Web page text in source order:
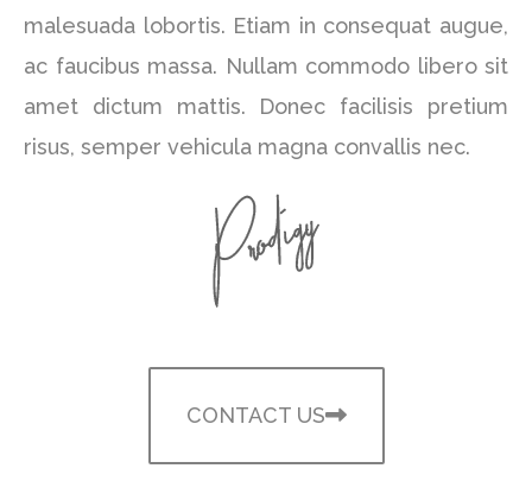
malesuada lobortis. Etiam in consequat augue,
ac faucibus massa. Nullam commodo libero sit
amet dictum mattis. Donec facilisis pretium
risus, semper vehicula magna convallis nec.
CONTACT US